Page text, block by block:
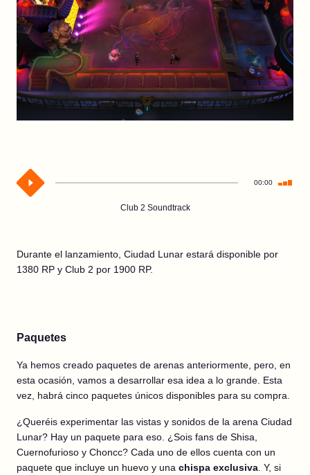
00:00
Club 2 Soundtrack
Durante el lanzamiento, Ciudad Lunar estará disponible por
1380 RP y Club 2 por 1900 RP.
Paquetes
Ya hemos creado paquetes de arenas anteriormente, pero, en
esta ocasión, vamos a desarrollar esa idea a lo grande. Esta
vez, habrá cinco paquetes únicos disponibles para su compra.
¿Queréis experimentar las vistas y sonidos de la arena Ciudad
Lunar? Hay un paquete para eso. ¿Sois fans de Shisa,
Cuernofurioso y Choncc? Cada uno de ellos cuenta con un
paquete que incluye un huevo y una chispa exclusiva . Y, si